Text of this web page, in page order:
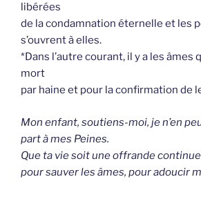
libérées
de la condamnation éternelle et les
s’ouvrent à elles.
*Dans l’autre courant, il y a les âmes
mort
par haine et pour la confirmation de
Mon enfant, soutiens-moi, je n’en
part à mes Peines.
Que ta vie soit une offrande
pour sauver les âmes, pour adoucir